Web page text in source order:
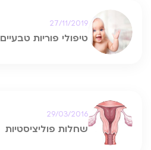
טיפולי פוריות טבעיים
27/11/2019
שחלות פוליציסטיות
29/03/2016